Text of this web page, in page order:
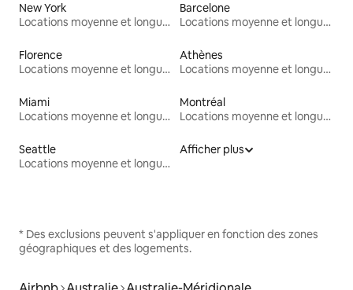
New York
Locations moyenne et longue durée
Barcelone
Locations moyenne et longue durée
Florence
Locations moyenne et longue durée
Athènes
Locations moyenne et longue durée
Miami
Locations moyenne et longue durée
Montréal
Locations moyenne et longue durée
Seattle
Locations moyenne et longue durée
Afficher plus
* Des exclusions peuvent s'appliquer en fonction des zones
géographiques et des logements.